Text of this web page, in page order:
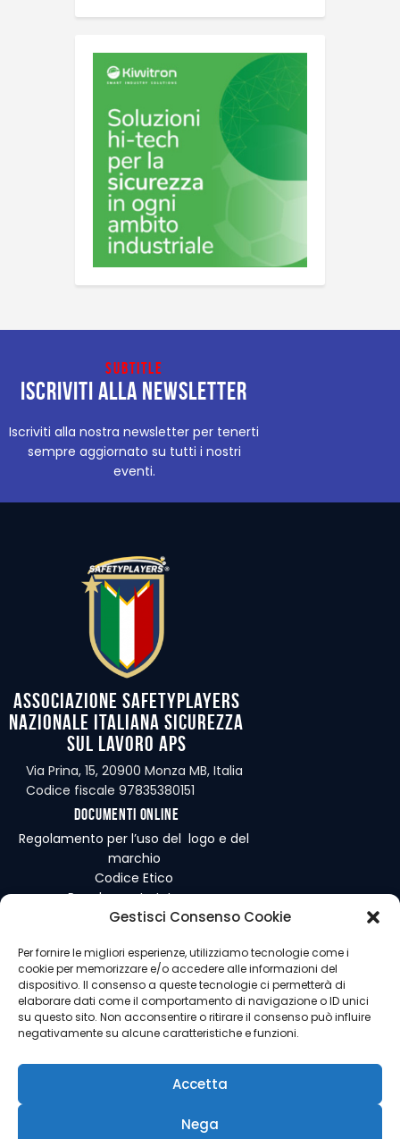
Gestisci Consenso Cookie
Per fornire le migliori esperienze, utilizziamo tecnologie come i
cookie per memorizzare e/o accedere alle informazioni del
dispositivo. Il consenso a queste tecnologie ci permetterà di
elaborare dati come il comportamento di navigazione o ID unici
su questo sito. Non acconsentire o ritirare il consenso può influire
negativamente su alcune caratteristiche e funzioni.
Accetta
Nega
Subtitle
Iscriviti alla newsletter
Iscriviti alla nostra newsletter per tenerti
sempre aggiornato su tutti i nostri
eventi.
Associazione Safetyplayers
Nazionale Italiana Sicurezza
sul Lavoro APS
Via Prina, 15, 20900 Monza MB, Italia
Codice fiscale 97835380151
Documenti online
Regolamento per l’uso del logo e del
marchio
Codice Etico
Regolamento Interno
Consiglio Direttivo Nazionale
Pietro Vassallo– Presidente
Stella Doris Randazzo– Vice
– Segretario
Generale